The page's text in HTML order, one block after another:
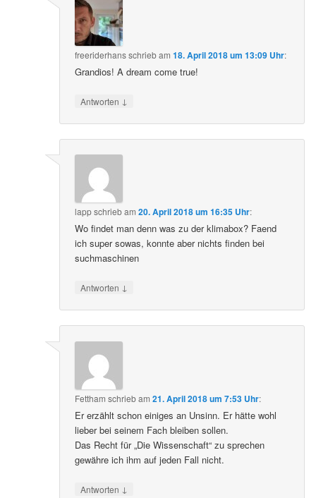
freeriderhansschriebam18. April 2018 um 13:09 Uhr:
Grandios! A dream come true!
Antworten ↓
lappschriebam20. April 2018 um 16:35 Uhr:
Wo findet man denn was zu der klimabox? Faend
ich super sowas, konnte aber nichts finden bei
suchmaschinen
Antworten ↓
Fettham schriebam21. April 2018 um 7:53 Uhr:
Er erzählt schon einiges an Unsinn. Er hätte wohl
lieber bei seinem Fach bleiben sollen.
Das Recht für „Die Wissenschaft“ zu sprechen
gewähre ich ihm auf jeden Fall nicht.
Antworten ↓